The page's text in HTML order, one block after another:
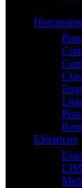
Eléctricos